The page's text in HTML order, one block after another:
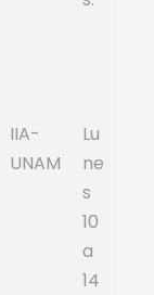
IIA-
UNAM
Lu
ne
s
10
a
14